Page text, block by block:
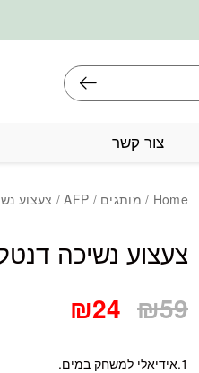
צור קשר
Home
/ מותגים /
AFP/ צעצוע
צעצוע נשיכה
₪59
₪24
1.אידיאלי למשחק במים.